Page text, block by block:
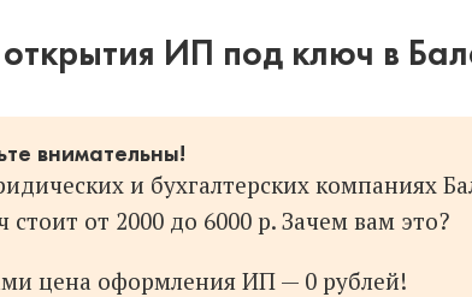
ИП под ключ в
внимательны!
и бухгалтерских компаниях
стоит от 2000 до 6000 р. Зачем вам это?
цена оформления ИП — 0 рублей!